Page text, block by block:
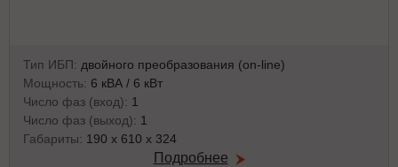
Тип ИБП: двойного преобразования (on-line)
Мощность: 6 кВА / 6 кВт
Число фаз (вход): 1
Число фаз (выход): 1
Габариты: 190 x 610 x 324
Подробнее